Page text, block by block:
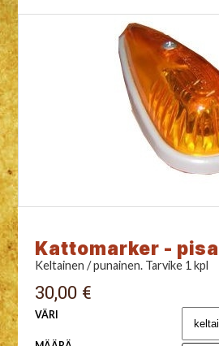
Kattomarker -
Keltainen / punainen. Tarvike 1 kpl
30,00 €
VÄRI